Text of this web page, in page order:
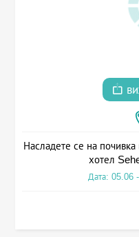
Насладете се на
хотел
Дата: 05.06